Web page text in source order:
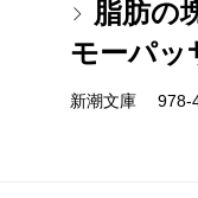
脂肪の
モーパッ
新潮文庫